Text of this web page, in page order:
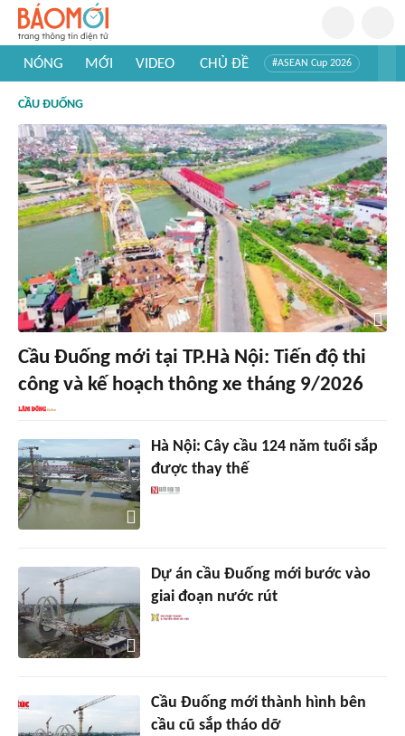
NÓNG MỚI VIDEO CHỦ ĐỀ #ASEAN Cup 2026
#Khám phá thế giới
CẦU ĐUỐNG
Cầu Đuống mới tại TP.Hà Nội: Tiến độ thi
công và kế hoạch thông xe tháng 9/2026
Hà Nội: Cây cầu 124 năm tuổi sắp
được thay thế
Dự án cầu Đuống mới bước vào
giai đoạn nước rút
Cầu Đuống mới thành hình bên
cầu cũ sắp tháo dỡ